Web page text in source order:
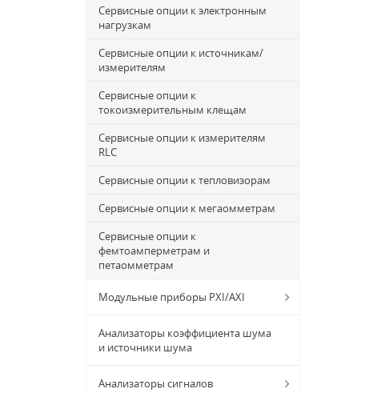
Сервисные опции к электронным
нагрузкам
Сервисные опции к источникам/
измерителям
Сервисные опции к
токоизмерительным клещам
Сервисные опции к измерителям
RLC
Сервисные опции к тепловизорам
Сервисные опции к мегаомметрам
Сервисные опции к
фемтоамперметрам и
петаомметрам
Модульные приборы PXI/AXI
Анализаторы коэффициента шума
и источники шума
Анализаторы сигналов